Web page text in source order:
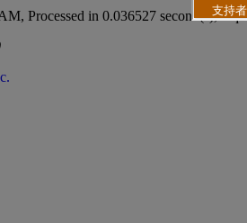
Processed in 0.036527 second(s), 5